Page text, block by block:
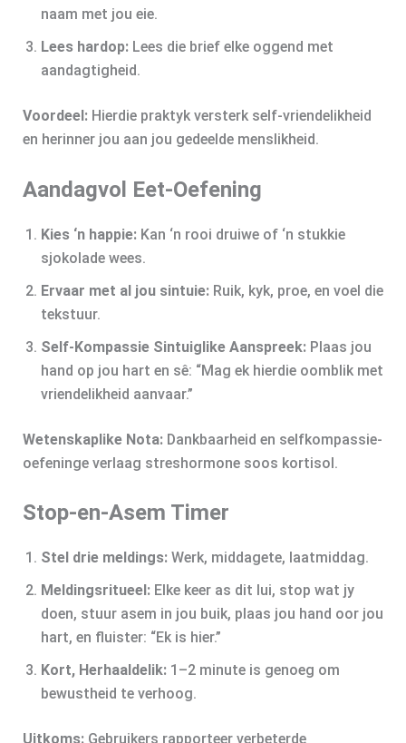
naam met jou eie.
Lees hardop:Lees die brief elke oggend met
aandagtigheid.
Voordeel:Hierdie praktyk versterk self‑vriendelikheid
en herinner jou aan jou gedeelde menslikheid.
Aandagvol Eet-Oefening
Kies ‘n happie:Kan ‘n rooi druiwe of ‘n stukkie
sjokolade wees.
Ervaar met al jou sintuie:Ruik, kyk, proe, en voel die
tekstuur.
Self-Kompassie Sintuiglike Aanspreek:Plaas jou
hand op jou hart en sê: “Mag ek hierdie oomblik met
vriendelikheid aanvaar.”
Wetenskaplike Nota:Dankbaarheid en selfkompassie-
oefeninge verlaag streshormone soos kortisol.
Stop-en-Asem Timer
Stel drie meldings:Werk, middagete, laatmiddag.
Meldingsritueel:Elke keer as dit lui, stop wat jy
doen, stuur asem in jou buik, plaas jou hand oor jou
hart, en fluister: “Ek is hier.”
Kort, Herhaaldelik:1–2 minute is genoeg om
bewustheid te verhoog.
Uitkoms:Gebruikers rapporteer verbeterde